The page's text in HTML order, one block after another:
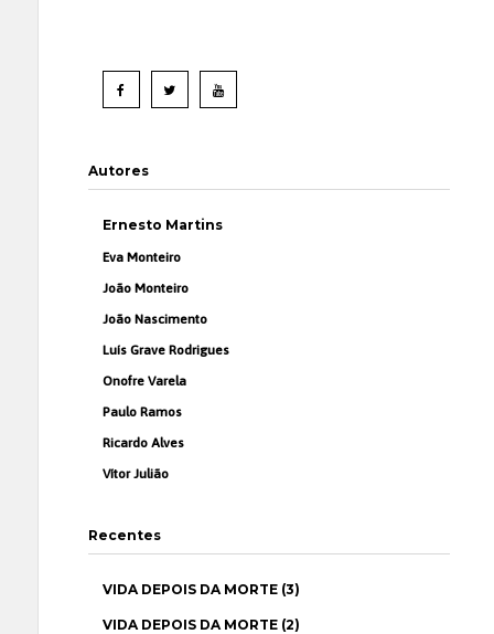
Autores
Ernesto Martins
Eva Monteiro
João Monteiro
João Nascimento
Luís Grave Rodrigues
Onofre Varela
Paulo Ramos
Ricardo Alves
Vítor Julião
Recentes
VIDA DEPOIS DA MORTE (3)
VIDA DEPOIS DA MORTE (2)